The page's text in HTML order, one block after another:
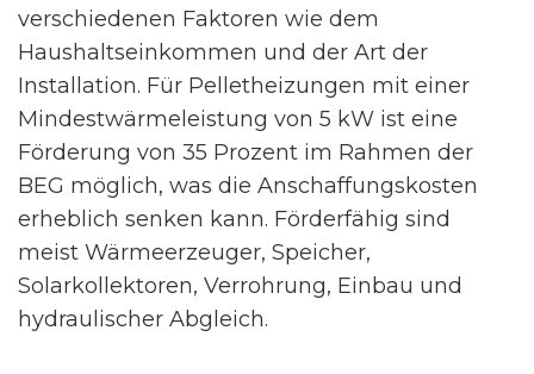
verschiedenen Faktoren wie dem
Haushaltseinkommen und der Art der
Installation. Für Pelletheizungen mit einer
Mindestwärmeleistung von 5 kW ist eine
Förderung von 35 Prozent im Rahmen der
BEG möglich, was die Anschaffungskosten
erheblich senken kann. Förderfähig sind
meist Wärmeerzeuger, Speicher,
Solarkollektoren, Verrohrung, Einbau und
hydraulischer Abgleich.